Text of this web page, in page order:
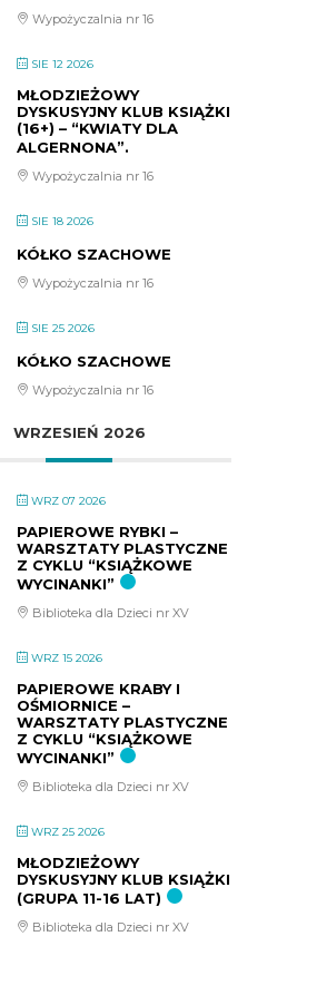
Wypożyczalnia nr 16
SIE 12 2026
MŁODZIEŻOWY
DYSKUSYJNY KLUB KSIĄŻKI
(16+) – “KWIATY DLA
ALGERNONA”.
Wypożyczalnia nr 16
SIE 18 2026
KÓŁKO SZACHOWE
Wypożyczalnia nr 16
SIE 25 2026
KÓŁKO SZACHOWE
Wypożyczalnia nr 16
WRZESIEŃ 2026
WRZ 07 2026
PAPIEROWE RYBKI –
WARSZTATY PLASTYCZNE
Z CYKLU “KSIĄŻKOWE
WYCINANKI”
Biblioteka dla Dzieci nr XV
WRZ 15 2026
PAPIEROWE KRABY I
OŚMIORNICE –
WARSZTATY PLASTYCZNE
Z CYKLU “KSIĄŻKOWE
WYCINANKI”
Biblioteka dla Dzieci nr XV
WRZ 25 2026
MŁODZIEŻOWY
DYSKUSYJNY KLUB KSIĄŻKI
(GRUPA 11-16 LAT)
Biblioteka dla Dzieci nr XV